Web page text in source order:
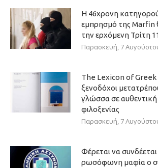
Η 46χρονη
εμπρησμό της Marfin
την ερχόμενη Τρίτη
Παρασκευή, 7
The Lexicon of
ξενοδόχοι
γλώσσα σε αυθεντική
φιλοξενίας
Παρασκευή, 7
Φέρεται να
ρωσόφωνη μαφία ο